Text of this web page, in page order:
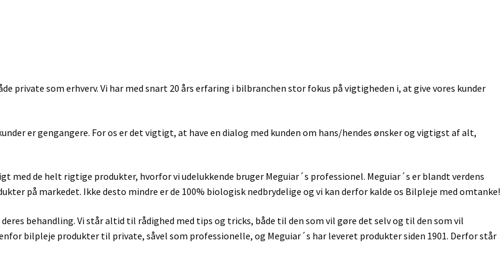
som erhverv. Vi har med snart 20 års erfaring i bilbranchen stor fokus på vigtigheden i, at give vores kunder
er gengangere. For os er det vigtigt, at have en dialog med kunden om hans/hendes ønsker og vigtigst af alt,
de helt rigtige produkter, hvorfor vi udelukkende bruger Meguiar´s professionel. Meguiar´s er blandt verdens
på markedet. Ikke desto mindre er de 100% biologisk nedbrydelige og vi kan derfor kalde os Bilpleje med omtanke!
behandling. Vi står altid til rådighed med tips og tricks, både til den som vil gøre det selv og til den som vil
bilpleje produkter til private, såvel som professionelle, og Meguiar´s har leveret produkter siden 1901. Derfor står